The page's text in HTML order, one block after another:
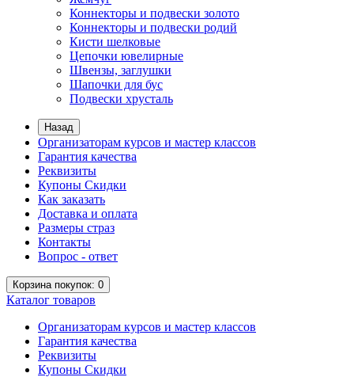
Коннекторы и подвески золото
Коннекторы и подвески родий
Кисти шелковые
Цепочки ювелирные
Швензы, заглушки
Шапочки для бус
Подвески хрусталь
Назад
Организаторам курсов и мастер классов
Гарантия качества
Реквизиты
Купоны Скидки
Как заказать
Доставка и оплата
Размеры страз
Контакты
Вопрос - ответ
Корзинапокупок: 0
Каталог товаров
Организаторам курсов и мастер классов
Гарантия качества
Реквизиты
Купоны Скидки